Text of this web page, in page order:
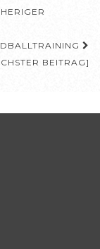
BEITRAG]